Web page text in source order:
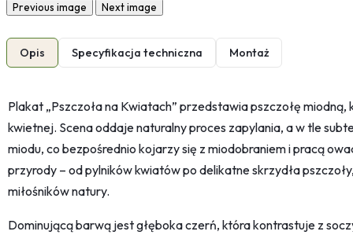
Previous image Next image
Opis Specyfikacja techniczna Montaż
Plakat „Pszczoła na Kwiatach” przedstawia pszczołę
kwietnej. Scena oddaje naturalny proces zapylania, a w tle
miodu, co bezpośrednio kojarzy się z miodobraniem i pracą
przyrody – od pylników kwiatów po delikatne skrzydła
miłośników natury.
Dominującą barwą jest głęboka czerń, która kontrastuje z